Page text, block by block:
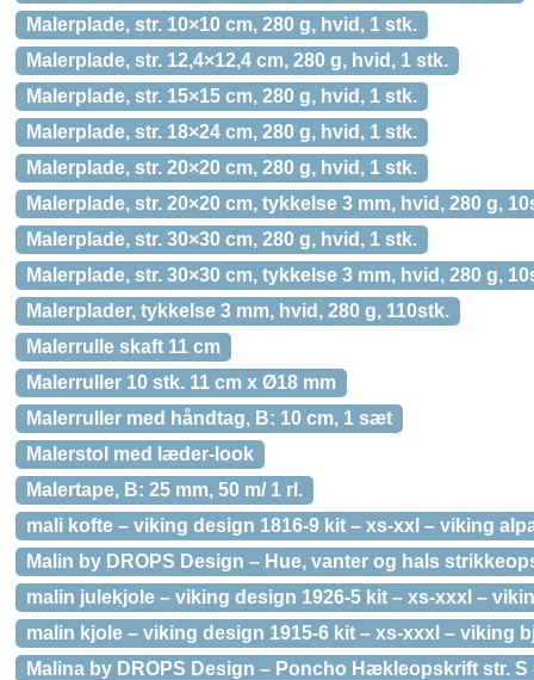
Malerplade, str. 10×10 cm, 280 g, hvid, 1 stk.
Malerplade, str. 12,4×12,4 cm, 280 g, hvid, 1 stk.
Malerplade, str. 15×15 cm, 280 g, hvid, 1 stk.
Malerplade, str. 18×24 cm, 280 g, hvid, 1 stk.
Malerplade, str. 20×20 cm, 280 g, hvid, 1 stk.
Malerplade, str. 20×20 cm, tykkelse 3 mm, hvid, 280 g,
Malerplade, str. 30×30 cm, 280 g, hvid, 1 stk.
Malerplade, str. 30×30 cm, tykkelse 3 mm, hvid, 280 g,
Malerplader, tykkelse 3 mm, hvid, 280 g, 110stk.
Malerrulle skaft 11 cm
Malerruller 10 stk. 11 cm x Ø18 mm
Malerruller med håndtag, B: 10 cm, 1 sæt
Malerstol med læder-look
Malertape, B: 25 mm, 50 m/ 1 rl.
mali kofte – viking design 1816-9 kit – xs-xxl – viking
Malin by DROPS Design – Hue, vanter og hals
malin julekjole – viking design 1926-5 kit – xs-xxxl –
malin kjole – viking design 1915-6 kit – xs-xxxl – viking
Malina by DROPS Design – Poncho Hækleopskrift str. S